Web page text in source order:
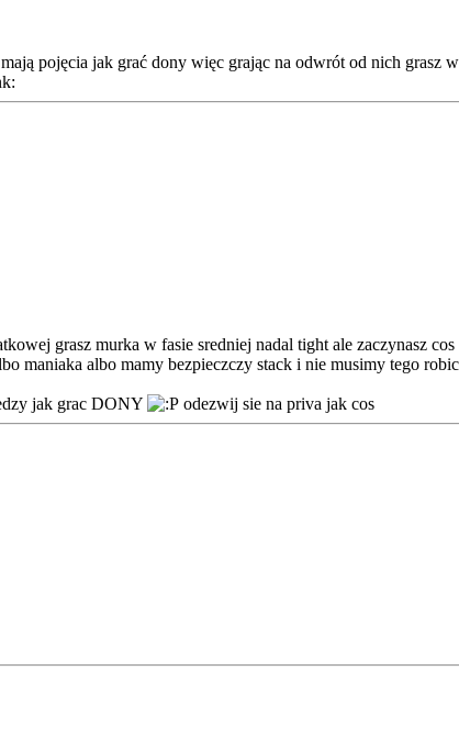
pojęcia jak grać dony więc grając na odwrót od nich grasz
grasz murka w fasie sredniej nadal tight ale zaczynasz
maniaka albo mamy bezpieczczy stack i nie musimy tego
jak grac DONY odezwij sie na priva jak cos